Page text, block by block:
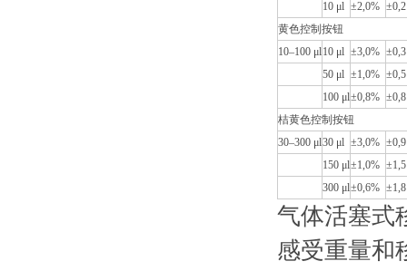
10 μl ±2,0%
黄色控制按钮
10–100 μl10 μl ±3,0%
50 μl ±1,0%
100 μl±0,8%
桔黄色控制按钮
30–300 μl30 μl ±3,0%
150 μl±1,0%
300 μl±0,6%
气体活塞式
感受重量和